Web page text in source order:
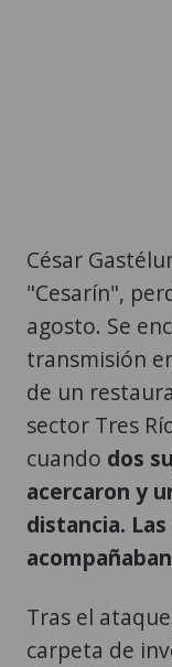
César
"Cesarín",
agosto. Se
transmisión
de un
sector Tres
cuando dos
acercaron y
distancia.
Tras el
carpeta de